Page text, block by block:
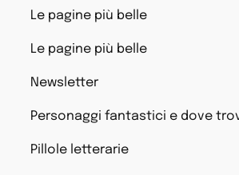
Le pagine più belle
Le pagine più belle
Newsletter
Personaggi fantastici e dove
Pillole letterarie